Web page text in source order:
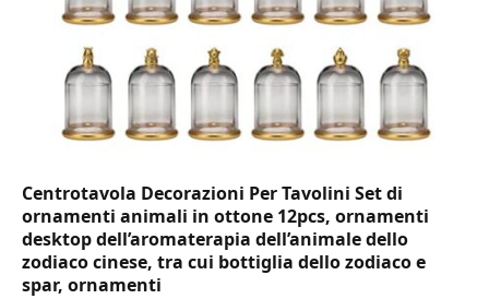
Centrotavola Decorazioni Per Tavolini Set di
ornamenti animali in ottone 12pcs, ornamenti
desktop dell’aromaterapia dell’animale dello
zodiaco cinese, tra cui bottiglia dello zodiaco e
spar, ornamenti